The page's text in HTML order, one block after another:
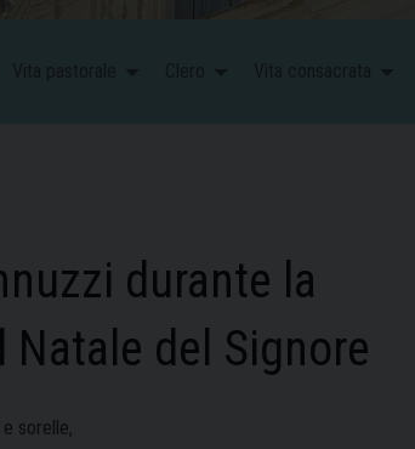
durante la
del Signore
sorelle,